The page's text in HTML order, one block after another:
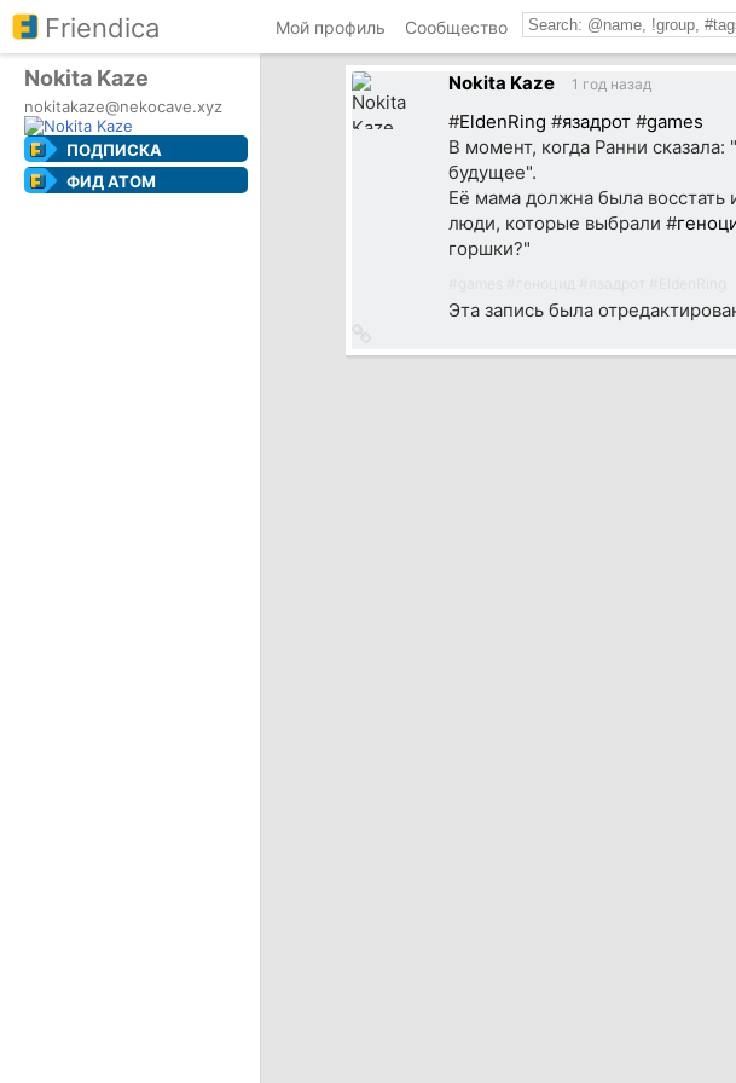
Friendica Мой профиль Сообщество
Nokita Kaze
nokitakaze@nekocave.xyz
ПОДПИСКА
ФИД ATOM
Nokita Kaze 1 год назад
#EldenRing #язадрот#games
В момент, когда Ранни
будущее".
Её мама должна была восстать
люди, которые выбрали #
горшки?"
Эта запись была
на